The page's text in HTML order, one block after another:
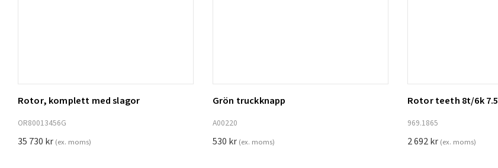
Lägg till i varukorg
Rotor, komplett med slagor
OR80013456G
35 730 kr (ex. moms)
Lägg till i
Grön truckknapp
A00220
530 kr (ex. moms)
Rotor teeth 8t/6k
969.1865
2 692kr (ex. moms)